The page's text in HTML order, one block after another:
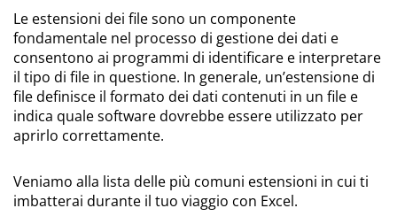
Le estensioni dei file sono un componente
fondamentale nel processo di gestione dei dati e
consentono ai programmi di identificare e interpretare
il tipo di file in questione. In generale, un’estensione di
file definisce il formato dei dati contenuti in un file e
indica quale software dovrebbe essere utilizzato per
aprirlo correttamente.
Veniamo alla lista delle più comuni estensioni in cui ti
imbatterai durante il tuo viaggio con Excel.